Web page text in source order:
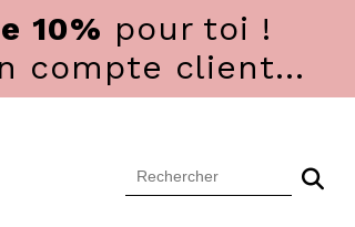
10% pour toi !
compte client...